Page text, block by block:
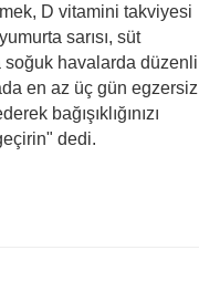
D vitamini takviyesi
sarısı, süt
soğuk havalarda düzenli
en az üç gün egzersiz
bağışıklığınızı
dedi.